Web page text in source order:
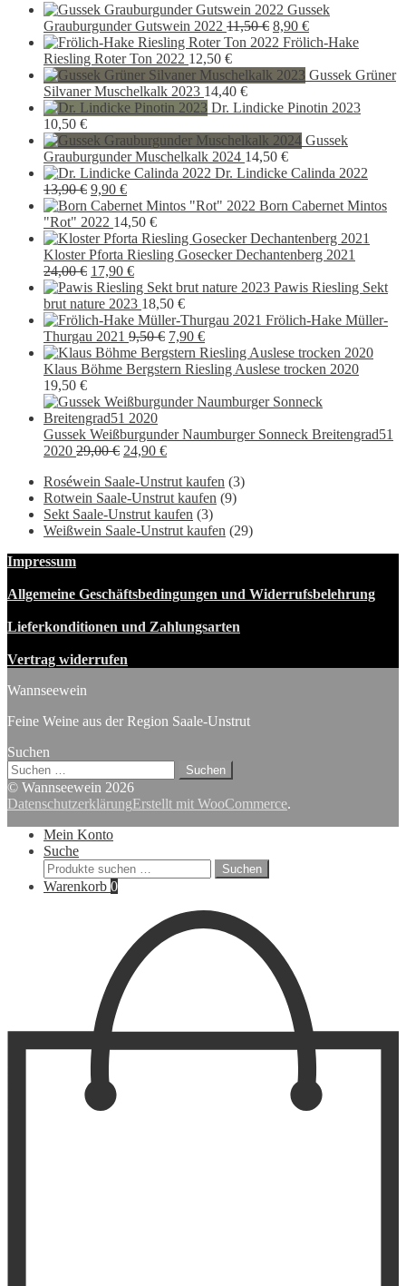
Gussek
Grauburgunder Gutswein 2022 11,50€ Ursprünglicher
Preis
11,50 €
8,90 €Aktueller
Preis
8,90 €.
Frölich-Hake
Riesling Roter Ton 2022 12,50 €
Gussek Grüner
Silvaner Muschelkalk 2023 14,40 €
Dr. Lindicke Pinotin 2023
10,50 €
Gussek
Grauburgunder Muschelkalk 2024 14,50 €
Dr. Lindicke Calinda 2022
13,90€ Ursprünglicher
Preis
war:
13,90 €
9,90 €Aktueller
Preis
ist:
9,90 €.
Born Cabernet Mintos
"Rot" 2022 14,50 €
Kloster Pforta Riesling Gosecker Dechantenberg 2021
24,00€ Ursprünglicher
Preis
war:
24,00 €
17,90 €Aktueller
Preis
ist:
17,90 €.
Pawis Riesling Sekt
brut nature 2023 18,50 €
Frölich-Hake Müller-
Thurgau 2021 9,50€ Ursprünglicher
Preis
war:
7,90 €Aktueller
Preis
ist:
Klaus Böhme Bergstern Riesling Auslese trocken 2020
19,50 €
Gussek Weißburgunder Naumburger Sonneck Breitengrad51
2020 29,00€ Ursprünglicher
war:
29,00 €
24,90 €Aktueller
ist:
24,90 €.
Roséwein Saale-Unstrut kaufen (3)
Rotwein Saale-Unstrut kaufen (9)
Sekt Saale-Unstrut kaufen (3)
Weißwein Saale-Unstrut kaufen (29)
Impressum
Allgemeine Geschäftsbedingungen und Widerrufsbelehrung
Lieferkonditionen und Zahlungsarten
Vertrag widerrufen
Wannseewein
Feine Weine aus der Region Saale-Unstrut
Suchen
Suchen
nach:
© Wannseewein 2026
DatenschutzerklärungErstellt mit WooCommerce.
Mein Konto
Suche
Suchen
nach:
Suchen
Warenkorb 0